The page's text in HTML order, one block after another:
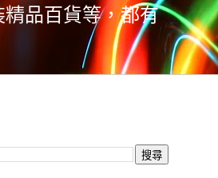
品百貨等，都有